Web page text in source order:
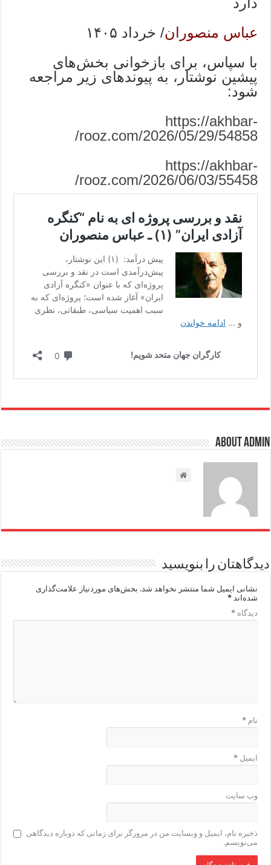
عباس منصوران/ خرداد ۱۴۰۵
با سپاس، برای بازخوانی بخش‌های
پیشین نوشتار، به پیوندهای زیر مراجعه
شود:
https://akhbar-
rooz.com/2026/05/29/54858/
https://akhbar-
rooz.com/2026/06/03/55458/
About admin
دیدگاهتان را بنویسید
نشانی ایمیل شما منتشر نخواهد شد. بخش‌های موردنیاز علامت‌گذاری
شده‌اند*
دیدگاه*
نام*
ایمیل*
وب‌ سایت
ذخیره نام، ایمیل و وبسایت من در مرورگر برای زمانی که دوباره دیدگاهی
می‌نویسم.